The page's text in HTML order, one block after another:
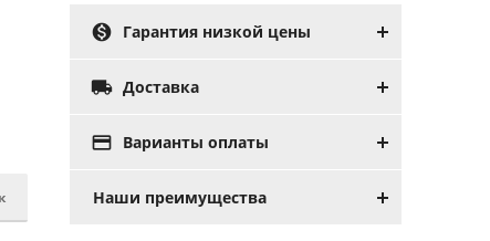
 Гарантия низкой цены
 Доставка
 Варианты оплаты
Наши преимущества